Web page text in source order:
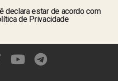
declara estar de acordo com
de Privacidade